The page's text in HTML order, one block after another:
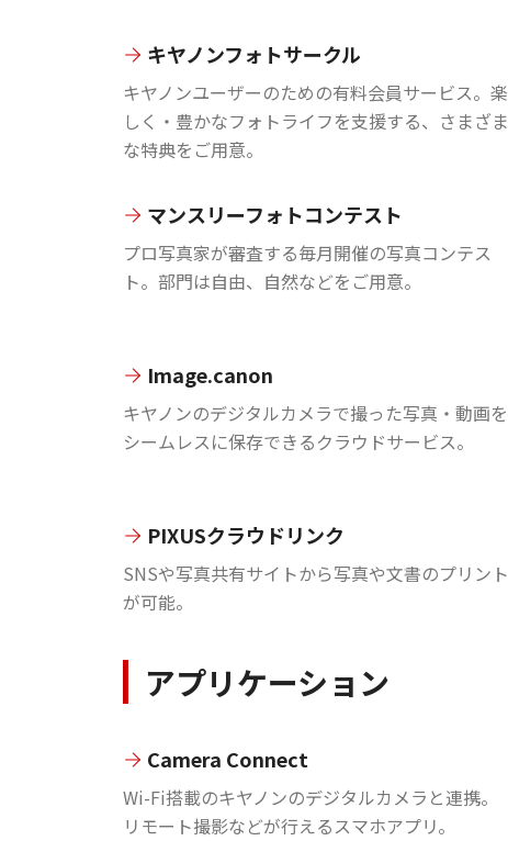
キヤノンフォトサークル
キヤノンユーザーのための有料会員サービス。楽
しく・豊かなフォトライフを支援する、さまざま
な特典をご用意。
マンスリーフォトコンテスト
プロ写真家が審査する毎月開催の写真コンテス
ト。部門は自由、自然などをご用意。
Image.canon
キヤノンのデジタルカメラで撮った写真・動画を
シームレスに保存できるクラウドサービス。
PIXUSクラウドリンク
SNSや写真共有サイトから写真や文書のプリント
が可能。
アプリケーション
Camera Connect
Wi-Fi搭載のキヤノンのデジタルカメラと連携。
リモート撮影などが行えるスマホアプリ。